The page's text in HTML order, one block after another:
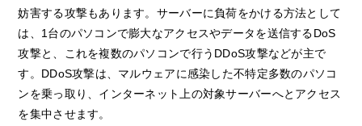
妨害する攻撃もあります。サーバーに負荷をかける方法として
は、1台のパソコンで膨大なアクセスやデータを送信するDoS
攻撃と、これを複数のパソコンで行うDDoS攻撃などが主で
す。DDoS攻撃は、マルウェアに感染した不特定多数のパソコ
ンを乗っ取り、インターネット上の対象サーバーへとアクセス
を集中させます。